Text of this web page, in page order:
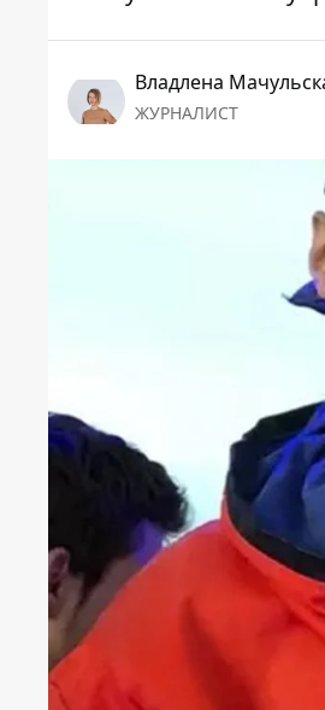
Владлена
ЖУРНАЛИСТ